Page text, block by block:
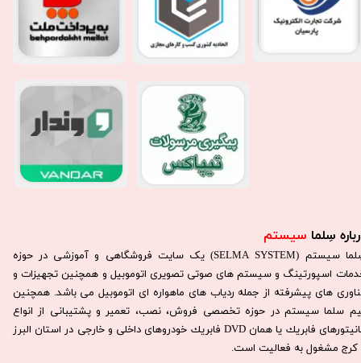
سِلما سیستم​​​​​​​
سِلما سيستم (SELMA SYSTEM) یک سایت فروشگاهی و آموزشی در حوزه
اسپورتینگ و سیستم های صوتی تصویری اتوموبیل و همچنین تجهیزات و
های پیشرفته از جمله ردیاب های ماهواره ای اتوموبیل می باشد. همچنين
سلما سيستم در حوزه تخصصی فروش، نصب، تعمير و پشتيبانی از انواع
مانيتورهای فابريك يا همان DVD فابريك خودروهای داخلی و خارجی در استان البرز
كرج مشغول به فعاليت است.​​​​​​​